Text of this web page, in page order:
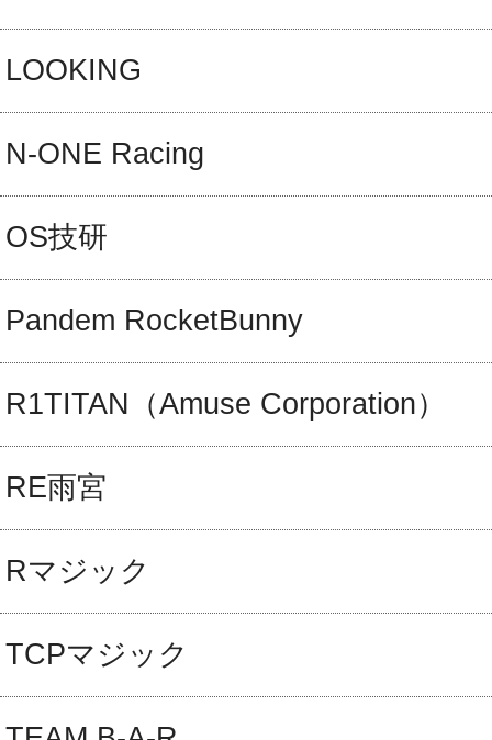
LOOKING
N-ONE Racing
OS技研
Pandem RocketBunny
R1TITAN（Amuse Corporation）
RE雨宮
Rマジック
TCPマジック